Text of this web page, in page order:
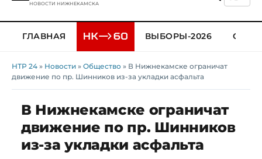
НОВОСТИ НИЖНЕКАМСКА
ГЛАВНАЯ ВЫБОРЫ-2026
НТР 24 » Новости » Общество » В Нижнекамске ограничат
движение по пр. Шинников из-за укладки асфальта
В Нижнекамске ограничат
движение по пр. Шинников
из-за укладки асфальта